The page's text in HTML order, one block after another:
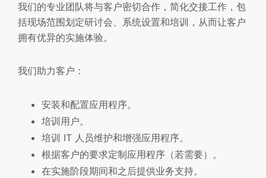
我们的专业团队将与客户密切合作，简化交接工作，包
括现场范围划定研讨会、系统设置和培训，从而让客户
拥有优异的实施体验。
我们助力客户：
安装和配置应用程序。
培训用户。
培训 IT 人员维护和增强应用程序。
根据客户的要求定制应用程序（若需要）。
在实施阶段期间和之后提供业务支持。